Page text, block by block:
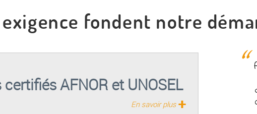
fondent notre
AFNOR et UNOSEL
En savoir plus+